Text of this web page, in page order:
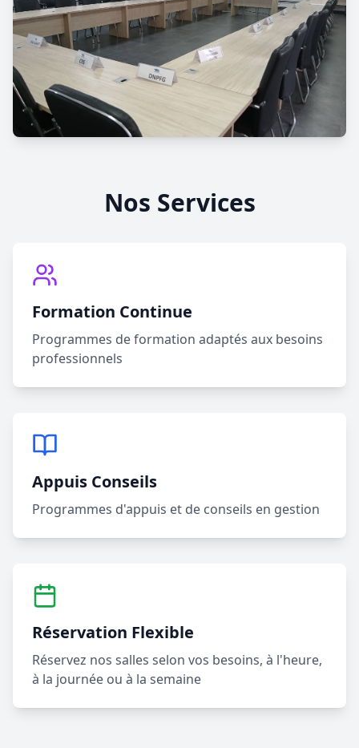
Nos Services
Formation Continue
Programmes de formation adaptés aux besoins
professionnels
Appuis Conseils
Programmes d'appuis et de conseils en gestion
Réservation Flexible
Réservez nos salles selon vos besoins, à l'heure,
à la journée ou à la semaine